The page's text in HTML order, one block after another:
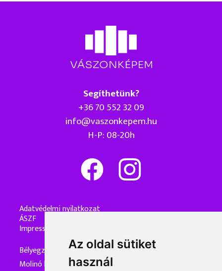
Az oldal sütiket
használ
Segíthetünk?
+36 70 552 32 09
info@vaszonkepem.hu
H-P: 08-20h
Bélyegzőkészítés
Molinó készítés
Adatvédelmi nyilatkozat
ÁSZF
Impresszum